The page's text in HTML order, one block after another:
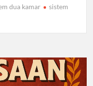
dua kamar
sistem